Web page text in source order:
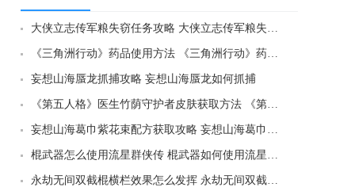
大侠立志传军粮失窃任务攻略 大侠立志传军粮失窃任务如何做
《三角洲行动》药品使用方法 《三角洲行动》药品如何使用
妄想山海蜃龙抓捕攻略 妄想山海蜃龙如何抓捕
《第五人格》医生竹荫守护者皮肤获取方法 《第五人格》医生竹荫守护者皮肤如何获取
妄想山海葛巾紫花束配方获取攻略 妄想山海葛巾紫花束配方如何获取
棍武器怎么使用流星群侠传 棍武器如何使用流星群侠传
永劫无间双截棍横栏效果怎么发挥 永劫无间双截棍横栏效果如何发挥